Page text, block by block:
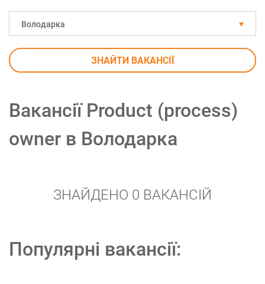
Володарка
ЗНАЙТИ ВАКАНСІЇ
Вакансії Рroduct (process)
owner в Володарка
ЗНАЙДЕНО 0 ВАКАНСІЙ
Популярні вакансії: